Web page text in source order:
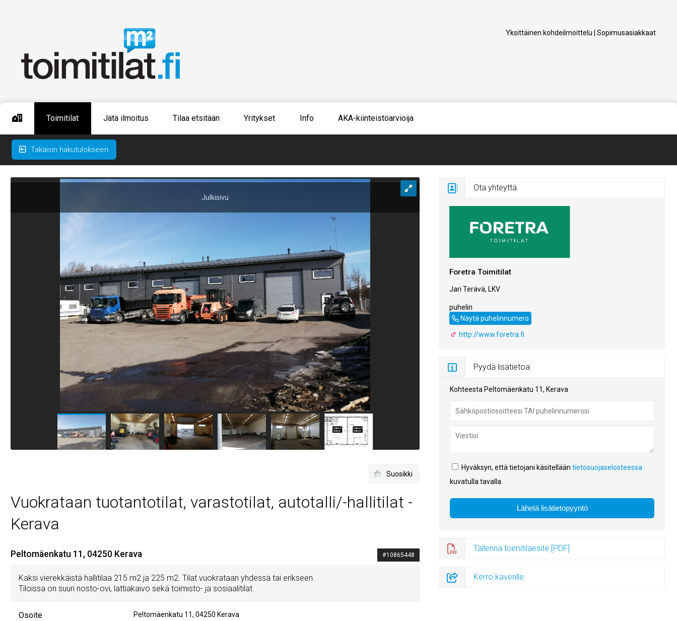
Yksittäinen kohdeilmoittelu Sopimusasiakkaat
Toimitilat Jätä ilmoitus Tilaa etsitään Yritykset Info AKA-kiinteistöarvioija
Takaisin hakutulokseen
Julkisivu
Suosikki
Vuokrataan tuotantotilat, varastotilat, autotalli/-hallitilat -
Kerava
Peltomäenkatu 11, 04250 Kerava #10865448
Kaksi vierekkäistä hallitilaa 215 m2 ja 225 m2. Tilat vuokrataan yhdessä tai erikseen.
Tiloissa on suuri nosto-ovi, lattiakaivo sekä toimisto- ja sosiaalitilat.
Osoite Peltomäenkatu 11, 04250 Kerava
Ota yhteyttä
Foretra Toimitilat
Jari Terävä, LKV
puhelin
Näytä puhelinnumero
050 5757214
http://www.foretra.fi
Pyydä lisätietoa
Kohteesta Peltomäenkatu 11, Kerava
Hyväksyn, että tietojani käsitellääntietosuojaselosteessa
kuvatulla tavalla.
Tallenna toimitilaesite [PDF]
Kerro kaverille